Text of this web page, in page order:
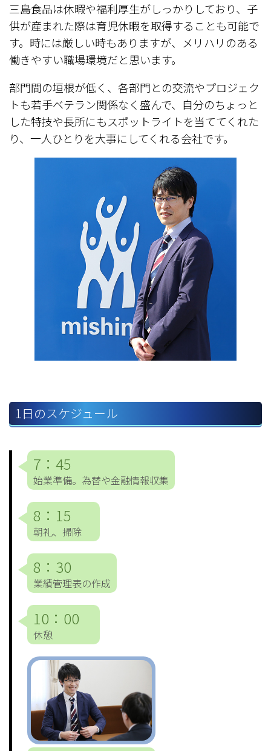
三島食品は休暇や福利厚生がしっかりしており、子
供が産まれた際は育児休暇を取得することも可能で
す。時には厳しい時もありますが、メリハリのある
働きやすい職場環境だと思います。
部門間の垣根が低く、各部門との交流やプロジェク
トも若手ベテラン関係なく盛んで、自分のちょっと
した特技や長所にもスポットライトを当ててくれた
り、一人ひとりを大事にしてくれる会社です。
1日のスケジュール
7：45
始業準備。為替や金融情報収集
8：15
朝礼、掃除
8：30
業績管理表の作成
10：00
休憩